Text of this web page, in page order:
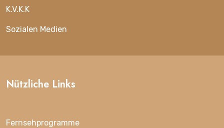
K.V.K.K
Sozialen Medien
Nützliche Links
Fernsehprogramme